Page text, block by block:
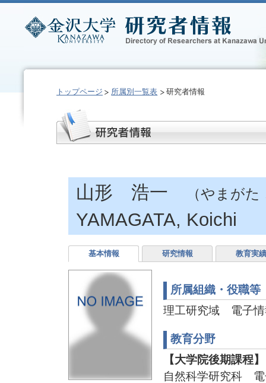
トップページ 所属別一覧表 研究者情報
山形 浩一 （やまが
YAMAGATA, Koichi
基本情報 研究情報 教育実績
所属組織・役職等
理工研究域 電子情
教育分野
【大学院後期課程】
自然科学研究科 電